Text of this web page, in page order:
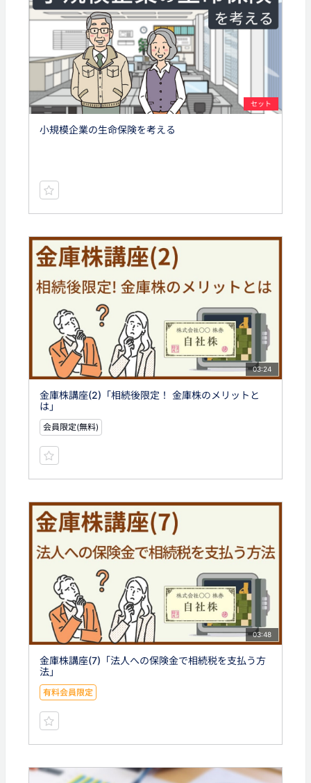
セット
小規模企業の生命保険を考える
03:24
金庫株講座(2)「相続後限定！ 金庫株のメリットと
は」
会員限定(無料)
03:48
金庫株講座(7)「法人への保険金で相続税を支払う方
法」
有料会員限定